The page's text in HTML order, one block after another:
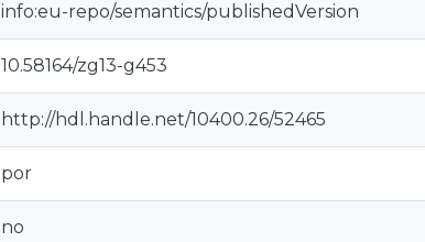
info:eu-repo/semantics/publishedVersion
10.58164/zg13-g453
http://hdl.handle.net/10400.26/52465
por
no